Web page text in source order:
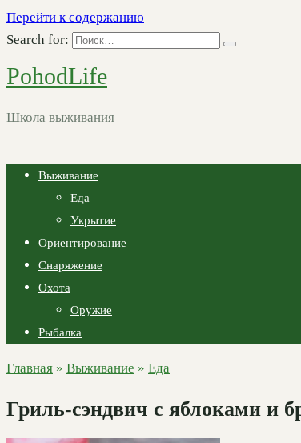
Перейти к содержанию
Search for:
PohodLife
Школа выживания
Выживание
Еда
Укрытие
Ориентирование
Снаряжение
Охота
Оружие
Рыбалка
Главная » Выживание » Еда
Гриль-сэндвич с яблоками и